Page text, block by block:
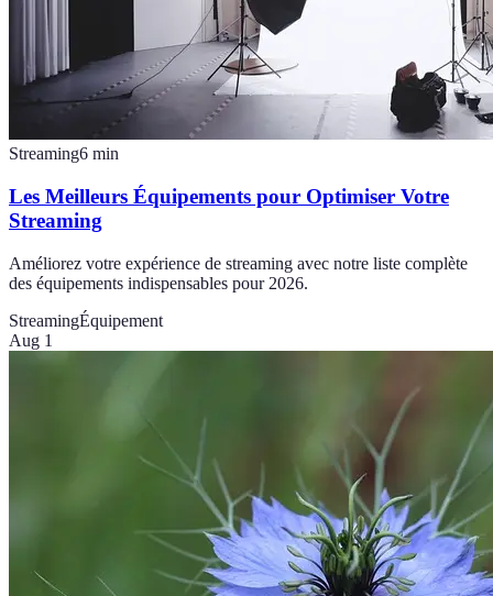
Streaming6 min
Les Meilleurs Équipements pour Optimiser Votre
Streaming
Améliorez votre expérience de streaming avec notre liste complète
des équipements indispensables pour 2026.
StreamingÉquipement
Aug 1